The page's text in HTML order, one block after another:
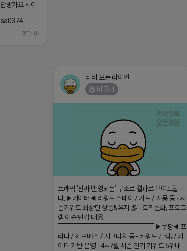
방가요.서이
댓글: 0개
티비 보는 라이언
비공개
트래픽 ‘진짜 반영되는’ 구조로 결과로 보여드립니
다. ▶네이버◀ 리워드 스테이 / 가드 / 자몽 등 - 시
즌키워드 최상단 상승&유지 多 - 로직변화, 프로그
램 이슈 민감 대응
▔▔▔▔▔▔▔▔▔▔▔▔▔▔▔▔▔▔ ▶쿠팡◀ 프
라다 / 헤르메스 / 시그니처 등 - 키워드 검색량 데
이터 기반 운영 - 4~7월 시즌 인기 키워드 5위내